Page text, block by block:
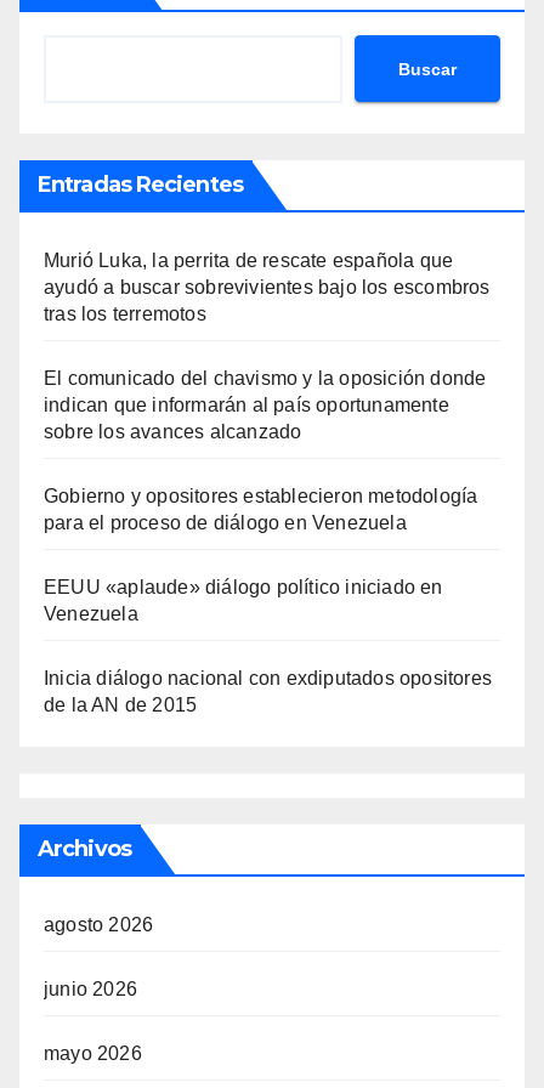
Buscar
Entradas Recientes
Murió Luka, la perrita de rescate española que
ayudó a buscar sobrevivientes bajo los escombros
tras los terremotos
El comunicado del chavismo y la oposición donde
indican que informarán al país oportunamente
sobre los avances alcanzado
Gobierno y opositores establecieron metodología
para el proceso de diálogo en Venezuela
EEUU «aplaude» diálogo político iniciado en
Venezuela
Inicia diálogo nacional con exdiputados opositores
de la AN de 2015
Archivos
agosto 2026
junio 2026
mayo 2026